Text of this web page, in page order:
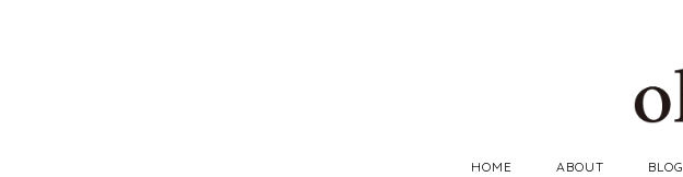
HOME ABOUT BLOG